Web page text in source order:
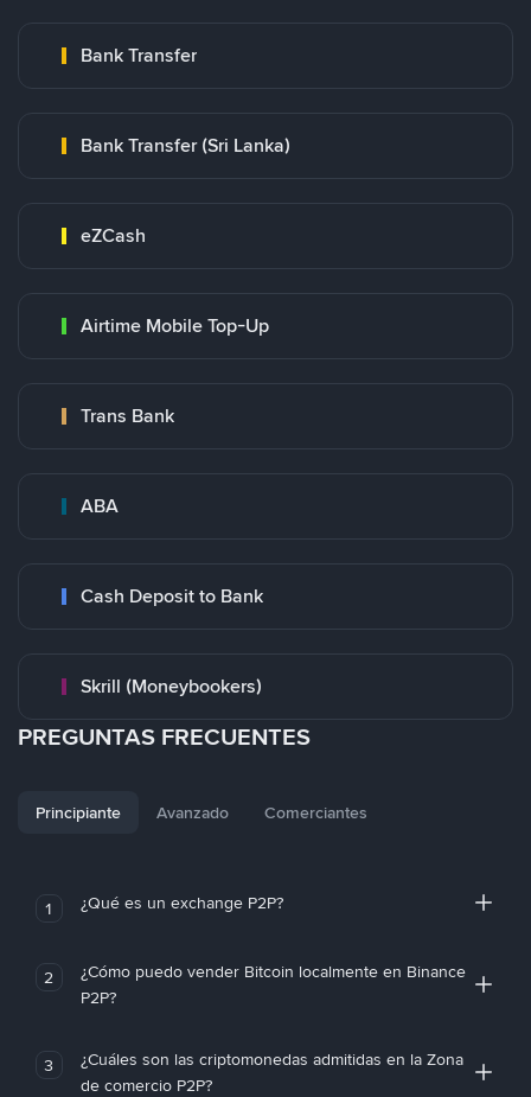
Bank Transfer
Bank Transfer (Sri Lanka)
eZCash
Airtime Mobile Top-Up
Trans Bank
ABA
Cash Deposit to Bank
Skrill (Moneybookers)
PREGUNTAS FRECUENTES
Principiante Avanzado Comerciantes
1 ¿Qué es un exchange P2P?
2
¿Cómo puedo vender Bitcoin localmente en Binance
P2P?
3
¿Cuáles son las criptomonedas admitidas en la Zona
de comercio P2P?